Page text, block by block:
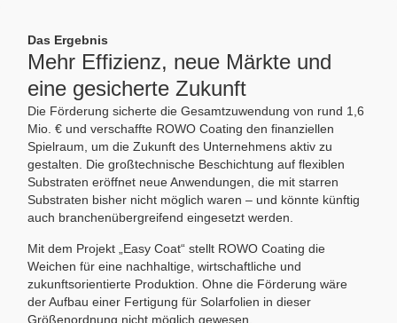
Das Ergebnis
Mehr Effizienz, neue Märkte und
eine gesicherte Zukunft
Die Förderung sicherte die Gesamtzuwendung von rund 1,6
Mio. € und verschaffte ROWO Coating den finanziellen
Spielraum, um die Zukunft des Unternehmens aktiv zu
gestalten. Die großtechnische Beschichtung auf flexiblen
Substraten eröffnet neue Anwendungen, die mit starren
Substraten bisher nicht möglich waren – und könnte künftig
auch branchenübergreifend eingesetzt werden.
Mit dem Projekt „Easy Coat“ stellt ROWO Coating die
Weichen für eine nachhaltige, wirtschaftliche und
zukunftsorientierte Produktion. Ohne die Förderung wäre
der Aufbau einer Fertigung für Solarfolien in dieser
Größenordnung nicht möglich gewesen.